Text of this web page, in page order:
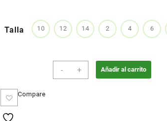
Talla 10 12 14 2 4 6
- + Añadir al carrito
Compare